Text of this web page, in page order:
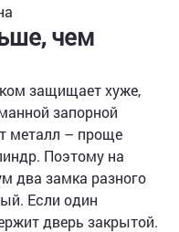
чем
защищает хуже,
запорной
металл – проще
Поэтому на
два замка разного
Если один
дверь закрытой.